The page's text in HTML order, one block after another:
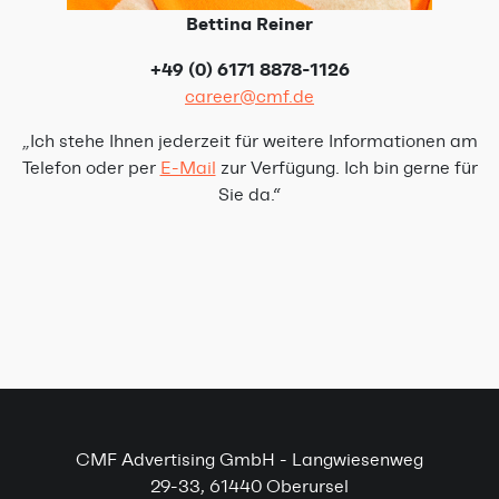
Bettina Reiner
+49 (0) 6171 8878-1126
career@cmf.de
„Ich stehe Ihnen jederzeit für weitere Informationen am
Telefon oder per E-Mail zur Verfügung. Ich bin gerne für
Sie da.“
CMF Advertising GmbH - Langwiesenweg
29-33, 61440 Oberursel